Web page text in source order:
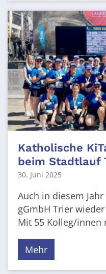
Katholische
beim Stadtlauf
30. Juni 2025
Auch in diesem
gGmbH Trier
Mit 55 Kolleg/innen
Mehr